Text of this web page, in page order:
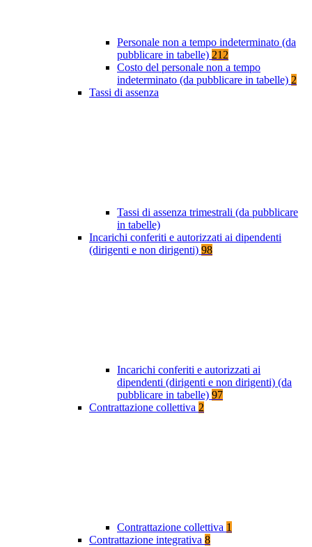
Personale non a tempo indeterminato (da
pubblicare in tabelle) 212
Costo del personale non a tempo
indeterminato (da pubblicare in tabelle) 2
Tassi di assenza
Tassi di assenza trimestrali (da pubblicare
in tabelle)
Incarichi conferiti e autorizzati ai dipendenti
(dirigenti e non dirigenti) 98
Incarichi conferiti e autorizzati ai
dipendenti (dirigenti e non dirigenti) (da
pubblicare in tabelle) 97
Contrattazione collettiva 2
Contrattazione collettiva 1
Contrattazione integrativa 8